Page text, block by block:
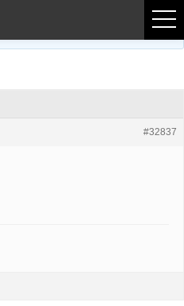
#32837